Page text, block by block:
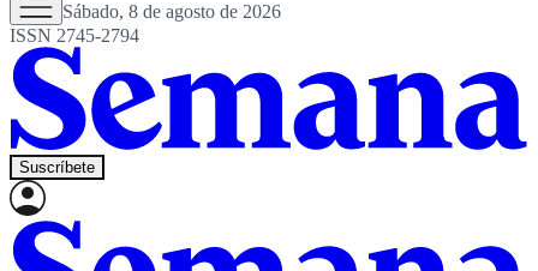
Sábado, 8 de agosto de 2026
ISSN 2745-2794
Suscríbete